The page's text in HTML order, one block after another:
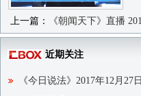
上一篇： 《朝闻天下》直播
近期关注
《今日说法》2017年12月